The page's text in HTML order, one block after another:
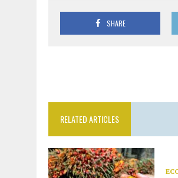
SHARE
RELATED ARTICLES